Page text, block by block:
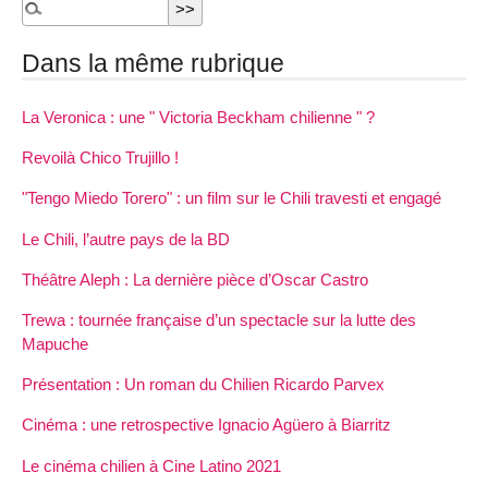
Dans la même rubrique
La Veronica : une " Victoria Beckham chilienne " ?
Revoilà Chico Trujillo !
"Tengo Miedo Torero" : un film sur le Chili travesti et engagé
Le Chili, l’autre pays de la BD
Théâtre Aleph : La dernière pièce d’Oscar Castro
Trewa : tournée française d’un spectacle sur la lutte des
Mapuche
Présentation : Un roman du Chilien Ricardo Parvex
Cinéma : une retrospective Ignacio Agüero à Biarritz
Le cinéma chilien à Cine Latino 2021